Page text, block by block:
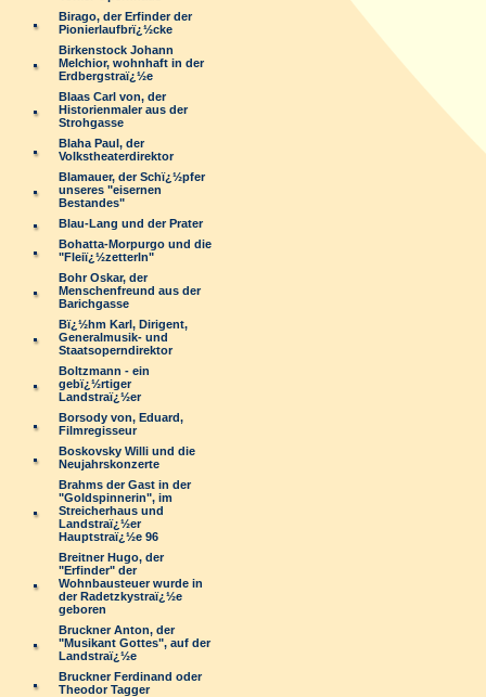
Birago, der Erfinder der
Pionierlaufbrï¿½cke
Birkenstock Johann
Melchior, wohnhaft in der
Erdbergstraï¿½e
Blaas Carl von, der
Historienmaler aus der
Strohgasse
Blaha Paul, der
Volkstheaterdirektor
Blamauer, der Schï¿½pfer
unseres "eisernen
Bestandes"
Blau-Lang und der Prater
Bohatta-Morpurgo und die
"Fleiï¿½zetterln"
Bohr Oskar, der
Menschenfreund aus der
Barichgasse
Bï¿½hm Karl, Dirigent,
Generalmusik- und
Staatsoperndirektor
Boltzmann - ein
gebï¿½rtiger
Landstraï¿½er
Borsody von, Eduard,
Filmregisseur
Boskovsky Willi und die
Neujahrskonzerte
Brahms der Gast in der
"Goldspinnerin", im
Streicherhaus und
Landstraï¿½er
Hauptstraï¿½e 96
Breitner Hugo, der
"Erfinder" der
Wohnbausteuer wurde in
der Radetzkystraï¿½e
geboren
Bruckner Anton, der
"Musikant Gottes", auf der
Landstraï¿½e
Bruckner Ferdinand oder
Theodor Tagger